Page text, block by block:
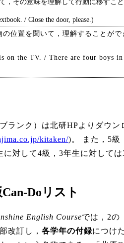
，その意味を理解して行動に移すこ
/ Close the door, please.)
の位置を聞いて，理解することがで
on the TV. / There are four boys in
ランク）は北研HPよりダウ
kitaken/)。 また，5級
に対して4級，3年生に対して
Doリスト
English Courseでは，2の
改訂し， 各学年の付録につけ